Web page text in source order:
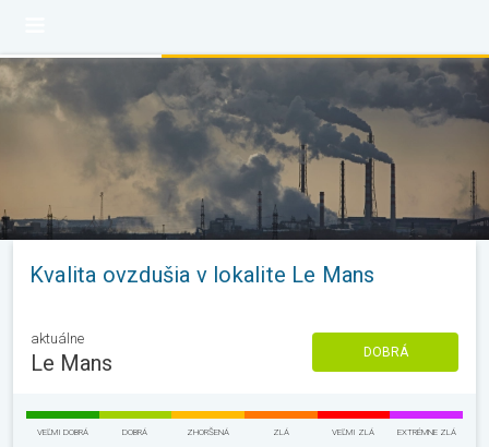
Kvalita ovzdušia v lokalite Le Mans
aktuálne
Le Mans DOBRÁ
VEĽMI DOBRÁ DOBRÁ ZHORŠENÁ ZLÁ VEĽMI ZLÁ EXTRÉMNE ZLÁ